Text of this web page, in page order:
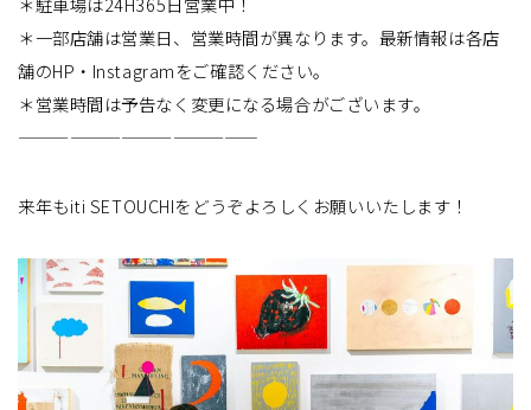
＊一部店舗は営業日、営業時間が異なります。最新情報は各店
舗のHP・Instagramをご確認ください。
＊営業時間は予告なく変更になる場合がございます。
——————————————
来年もiti SETOUCHIをどうぞよろしくお願いいたします！